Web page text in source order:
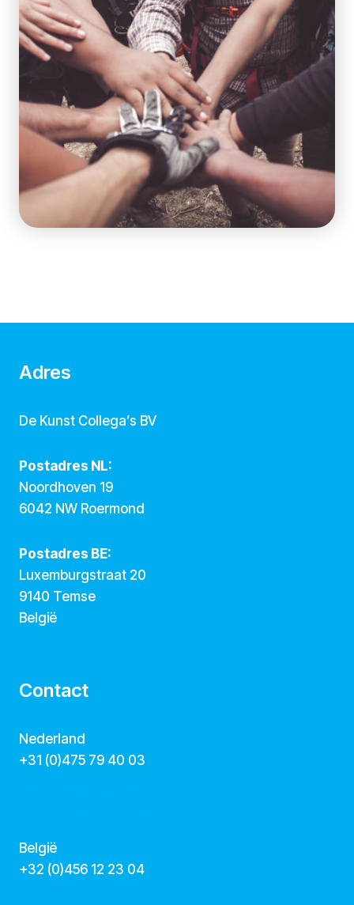
Adres
De Kunst Collega’s BV
Postadres NL:
Noordhoven 19
6042 NW Roermond
Postadres BE:
Luxemburgstraat 20
9140 Temse
België
Contact
Nederland
+31 (0)475 79 40 03
België
‭+32 (0)456 12 23 04‬